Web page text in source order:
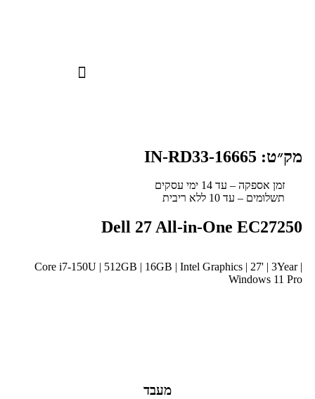
Dell 27 All-in-One EC27250
Core i7-150U | 512GB | 16GB | Intel Graphics | 27' | 3Year |
Windows 11 Pro
מעבד
מק״ט: IN-RD33-16665
זמן אספקה – עד 14 ימי עסקים
תשלומים – עד 10 ללא ריבית